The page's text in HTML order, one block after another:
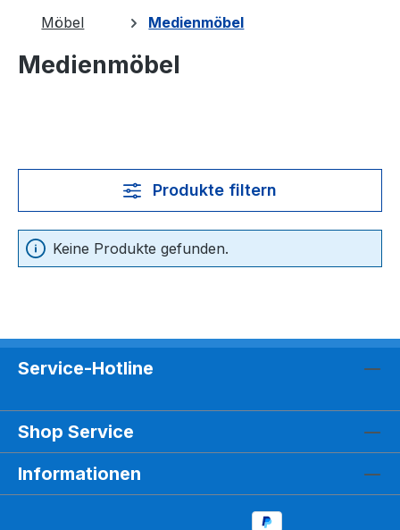
Möbel Medienmöbel
Medienmöbel
Produkte filtern
Keine Produkte gefunden.
Service-Hotline
Shop Service
Informationen